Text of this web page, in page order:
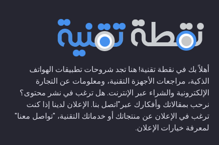
أهلاً بك في نقطة تقنية! هنا تجد شروحات تطبيقات الهواتف
الذكية، مراجعات الأجهزة التقنية، ومعلومات عن التجارة
الإلكترونية والشراء عبر الإنترنت. هل ترغب في نشر محتوى؟
نرحب بمقالاتك وأفكارك عبر "اتصل بنا. الإعلان لدينا إذا كنت
ترغب في الإعلان عن منتجاتك أو خدماتك التقنية، "تواصل معنا"
لمعرفة خيارات الإعلان.